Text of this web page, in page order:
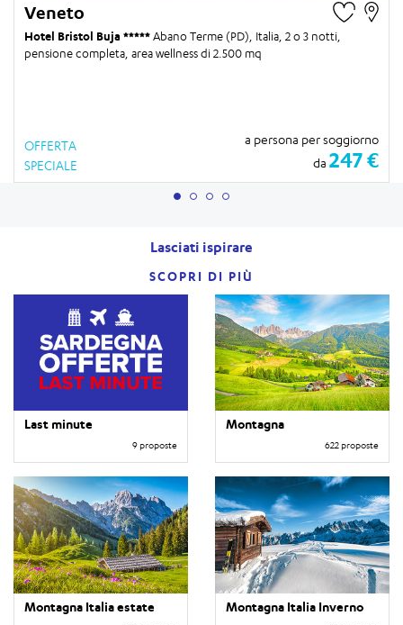
Veneto
Hotel Bristol Buja Abano Terme (PD), Italia, 2 o 3 notti
pensione completa, area wellness di 2.500 mq
OFFERTA
SPECIALE
a persona per soggiorno
da 247 €
Lasciati ispirare
SCOPRI DI PIÙ
Last minute
9 proposte
Montagna
622 proposte
Montagna Italia estate Montagna Italia Inverno